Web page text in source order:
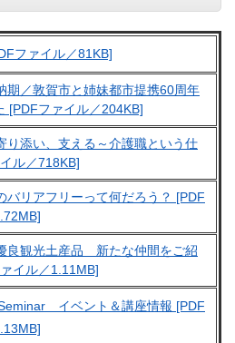
ファイル／81KB]
期／敦賀市と姉妹都市提携60周年
[PDFファイル／204KB]
添い、支える～介護職という仕
ル／718KB]
バリアフリーって何だろう？ [PDF
良観光土産品 新たな仲間をご紹
イル／1.11MB]
イベント＆講座情報 [PDF